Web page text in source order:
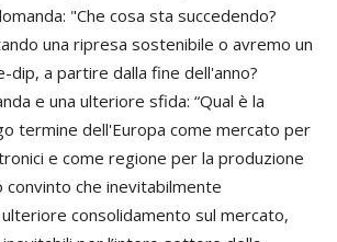
"Che cosa sta succedendo?
una ripresa sostenibile o avremo un
a partire dalla fine dell'anno?
e una ulteriore sfida: “Qual è la
termine dell'Europa come mercato per
e come regione per la produzione
convinto che inevitabilmente
consolidamento sul mercato,